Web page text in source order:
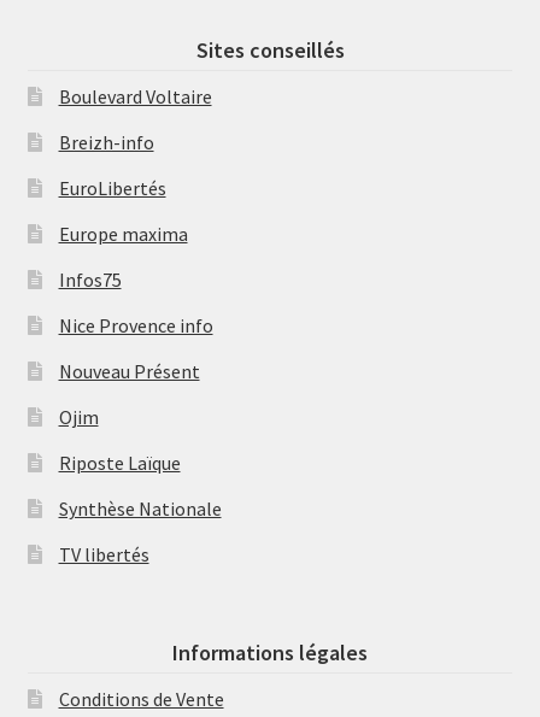
Sites conseillés
Boulevard Voltaire
Breizh-info
EuroLibertés
Europe maxima
Infos75
Nice Provence info
Nouveau Présent
Ojim
Riposte Laïque
Synthèse Nationale
TV libertés
Informations légales
Conditions de Vente